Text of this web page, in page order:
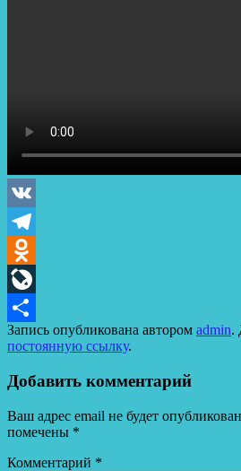
VK
Telegram
Odnoklassniki
LiveJournal
Отправить
Запись опубликована автором admin.
постоянную ссылку.
Добавить комментарий
Ваш адрес email не будет
помечены *
Комментарий *